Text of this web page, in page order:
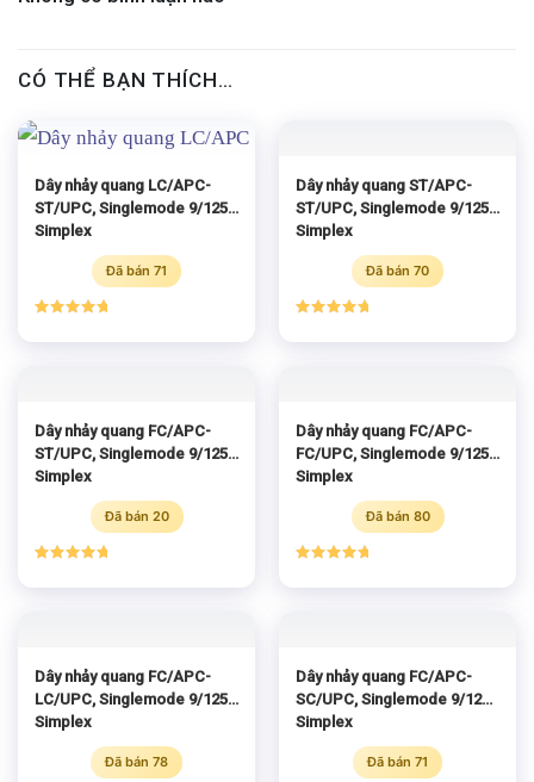
CÓ THỂ BẠN THÍCH…
Dây nhảy quang LC/APC-
ST/UPC, Singlemode 9/125
Simplex
Đã bán 71
hạng5.00
Dây nhảy quang ST/APC-
ST/UPC, Singlemode 9/125
Simplex
Đã bán 70
hạng5.00
Dây nhảy quang FC/APC-
ST/UPC, Singlemode 9/125
Simplex
Đã bán 20
hạng5.00
Dây nhảy quang FC/APC-
FC/UPC, Singlemode 9/125
Simplex
Đã bán 80
hạng5.00
Dây nhảy quang FC/APC-
LC/UPC, Singlemode 9/125
Simplex
Đã bán 78
Dây nhảy quang FC/APC-
SC/UPC, Singlemode 9/125
Simplex
Đã bán 71